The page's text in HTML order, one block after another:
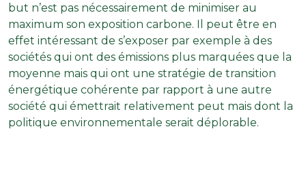
but n’est pas nécessairement de minimiser au
maximum son exposition carbone. Il peut être en
effet intéressant de s’exposer par exemple à des
sociétés qui ont des émissions plus marquées que la
moyenne mais qui ont une stratégie de transition
énergétique cohérente par rapport à une autre
société qui émettrait relativement peut mais dont la
politique environnementale serait déplorable.